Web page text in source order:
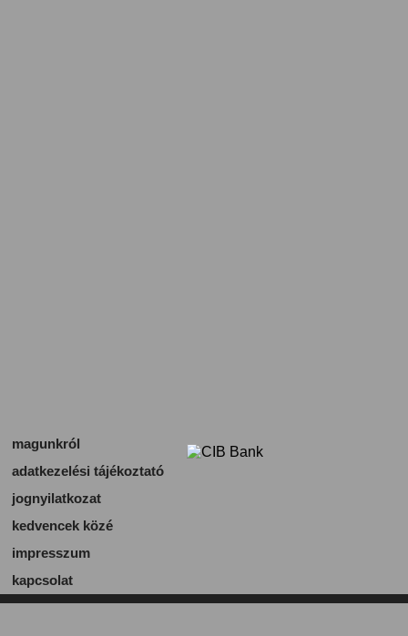
magunkról
adatkezelési tájékoztató
jognyilatkozat
kedvencek közé
impresszum
kapcsolat